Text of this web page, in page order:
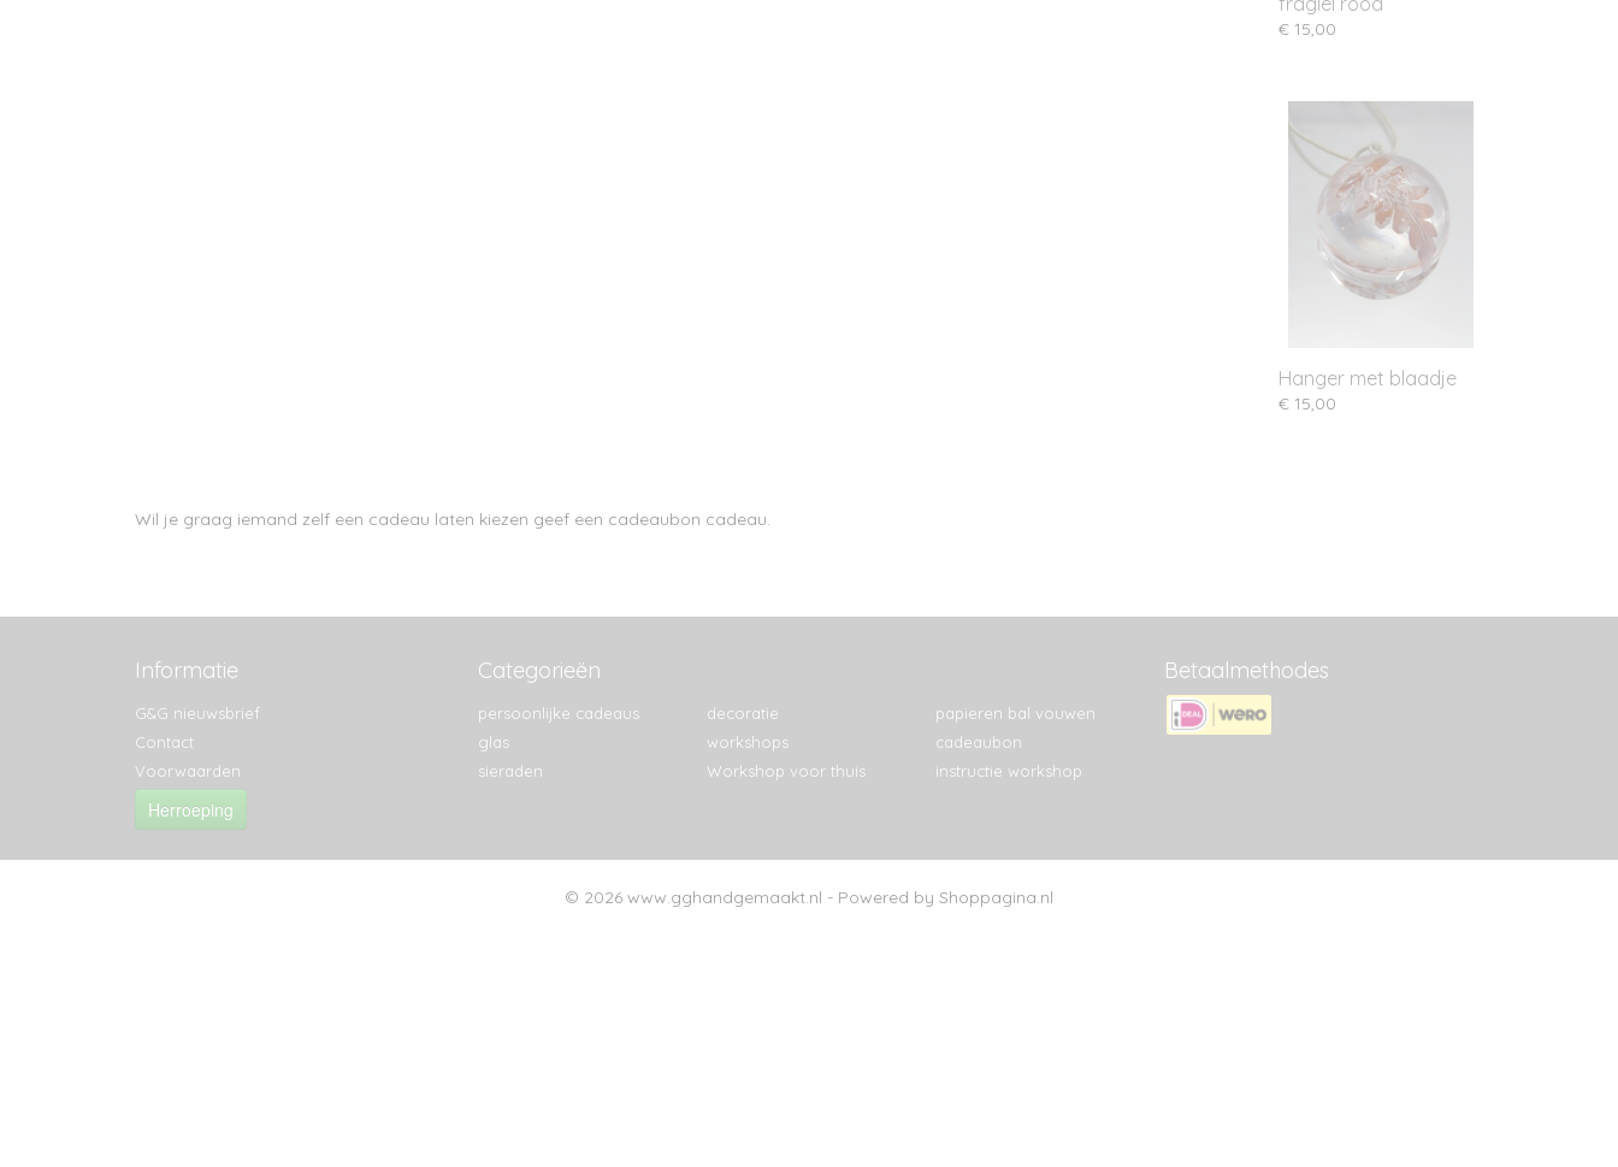
€ 15,00
Hanger met blaadje
€ 15,00
Wil je graag iemand zelf een cadeau laten kiezen geef een cadeaubon cadeau.
Informatie
G&G nieuwsbrief
Contact
Voorwaarden
Herroeping
Categorieën
persoonlijke cadeaus
glas
sieraden
decoratie
workshops
Workshop voor thuis
papieren bal vouwen
cadeaubon
instructie workshop
Betaalmethodes
© 2026 www.gghandgemaakt.nl - Powered by Shoppagina.nl